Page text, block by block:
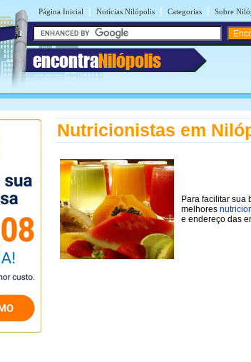
Página Inicial | Notícias Nilópolis | Categorias | Sobre
encontraNilópolis
Nutricionistas em
Para facilitar sua
melhores
e endereço das